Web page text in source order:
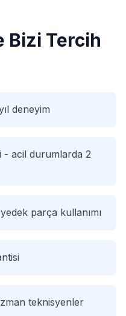
Bizi Tercih
deneyim
- acil durumlarda 2
parça kullanımı
teknisyenler